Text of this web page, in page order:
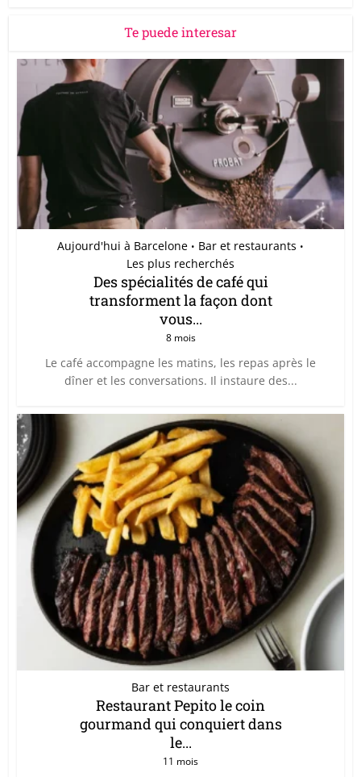
Te puede interesar
Aujourd'hui à Barcelone • Bar et restaurants •
Les plus recherchés
Des spécialités de café qui
transforment la façon dont
vous...
8 mois
Le café accompagne les matins, les repas après le
dîner et les conversations. Il instaure des...
Bar et restaurants
Restaurant Pepito le coin
gourmand qui conquiert dans
le...
11 mois